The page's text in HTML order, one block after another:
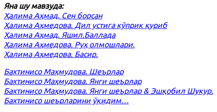
Яна шу мавзуда:
Ҳалима Аҳмад. Сен борсан
Ҳалима Аҳмедова. Дил устига кўприк қуриб
Ҳалима Аҳмад. Яшил.Баллада
Ҳалима Аҳмедова. Руҳ олмошлари.
Ҳалима Аҳмедова. Басир.
Бахтинисо Маҳмудова. Шеърлар
Бахтинисо Маҳмудова. Янги шеърлар
Бахтинисо Маҳмудова. Янги шеърлар & Эшқобил Шукур.
Бахтинисо шеърларини ўқидим…